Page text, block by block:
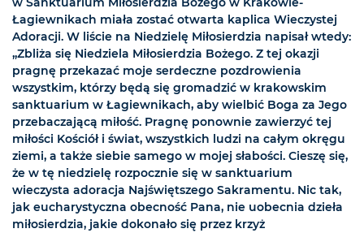
Łagiewnikach miała zostać otwarta kaplica Wieczystej
Adoracji. W liście na Niedzielę Miłosierdzia napisał wtedy:
„Zbliża się Niedziela Miłosierdzia Bożego. Z tej okazji
pragnę przekazać moje serdeczne pozdrowienia
wszystkim, którzy będą się gromadzić w krakowskim
sanktuarium w Łagiewnikach, aby wielbić Boga za Jego
przebaczającą miłość. Pragnę ponownie zawierzyć tej
miłości Kościół i świat, wszystkich ludzi na całym okręgu
ziemi, a także siebie samego w mojej słabości. Cieszę się,
że w tę niedzielę rozpocznie się w sanktuarium
wieczysta adoracja Najświętszego Sakramentu. Nic tak,
jak eucharystyczna obecność Pana, nie uobecnia dzieła
miłosierdzia, jakie dokonało się przez krzyż